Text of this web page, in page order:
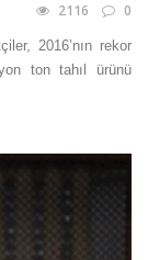
2116 0
2016’nın rekor
ton tahıl ürünü